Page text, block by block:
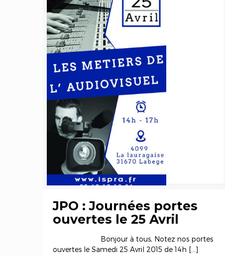
JPO : Journées portes
ouvertes le 25 Avril
Bonjour à tous, Notez nos portes
ouvertes le Samedi 25 Avril 2015 de 14h […]